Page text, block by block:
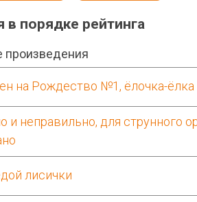
в порядке рейтинга
произведения
на Рождество №1, ёлочка-ёлка
и неправильно, для струнного
лисички